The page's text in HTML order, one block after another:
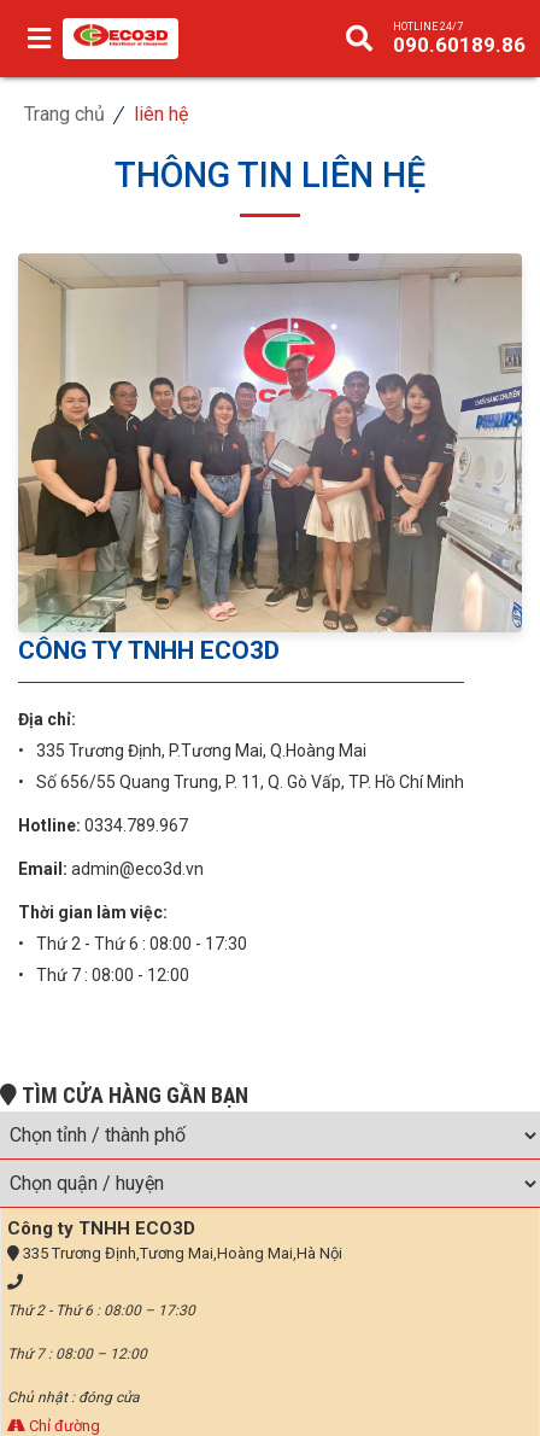
HOTLINE 24/7
090.60189.86
Trang chủ liên hệ
THÔNG TIN LIÊN HỆ
CÔNG TY TNHH ECO3D
Địa chỉ:
335 Trương Định, P.Tương Mai, Q.Hoàng Mai
Số 656/55 Quang Trung, P. 11, Q. Gò Vấp, TP. Hồ Chí Minh
Hotline: 0334.789.967
Email: admin@eco3d.vn
Thời gian làm việc:
Thứ 2 - Thứ 6 : 08:00 - 17:30
Thứ 7 : 08:00 - 12:00
TÌM CỬA HÀNG GẦN BẠN
Công ty TNHH ECO3D
335 Trương Định,Tương Mai,Hoàng Mai,Hà Nội
Thứ 2 - Thứ 6 : 08:00 – 17:30
Thứ 7 : 08:00 – 12:00
Chủ nhật : đóng cửa
Chỉ đường